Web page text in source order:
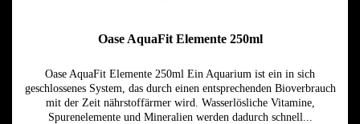
Oase AquaFit Elemente 250ml
Oase AquaFit Elemente 250ml Ein Aquarium ist ein in sich
geschlossenes System, das durch einen entsprechenden Bioverbrauch
mit der Zeit nährstoffärmer wird. Wasserlösliche Vitamine,
Spurenelemente und Mineralien werden dadurch schnell...